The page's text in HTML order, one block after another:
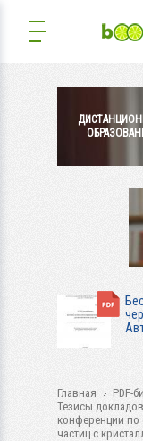
Главная
PDF-
Тезисы
конференции
частиц с